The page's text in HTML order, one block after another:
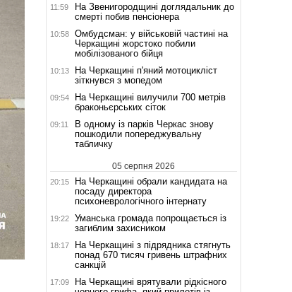
11:59
На Звенигородщині доглядальник до
смерті побив пенсіонера
10:58
Омбудсман: у військовій частині на
Черкащині жорстоко побили
мобілізованого бійця
10:13
На Черкащині п'яний мотоцикліст
зіткнувся з мопедом
09:54
На Черкащині вилучили 700 метрів
браконьєрських сіток
09:11
В одному із парків Черкас знову
пошкодили попереджувальну
табличку
05 серпня 2026
20:15
На Черкащині обрали кандидата на
посаду директора
психоневрологічного інтернату
19:22
Уманська громада попрощається із
загиблим захисником
18:17
На Черкащині з підрядника стягнуть
понад 670 тисяч гривень штрафних
санкцій
17:09
На Черкащині врятували рідкісного